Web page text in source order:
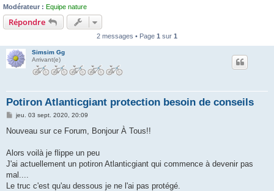
Modérateur : Equipe nature
Répondre
2 messages • Page 1 sur 1
Simsim Gg
Arrivant(e)
Potiron Atlanticgiant protection besoin de conseils
M
s
g
jeu. 03 sept. 2020, 20:09
Nouveau sur ce Forum, Bonjour À Tous!!
Alors voilà je flippe un peu
J'ai actuellement un potiron Atlanticgiant qui commence à devenir pas
mal....
Le truc c'est qu'au dessous je ne l'ai pas protégé.